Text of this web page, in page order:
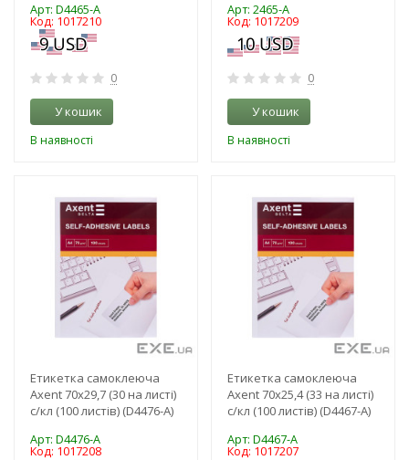
Арт: D4465-A
Код: 1017210
0
У кошик
В наявності
Арт: 2465-A
Код: 1017209
0
У кошик
В наявності
Етикетка самоклеюча
Axent 70x29,7 (30 на листі)
с/кл (100 листів) (D4476-A)
Арт: D4476-A
Код: 1017208
Етикетка самоклеюча
Axent 70x25,4 (33 на листі)
с/кл (100 листів) (D4467-A)
Арт: D4467-A
Код: 1017207